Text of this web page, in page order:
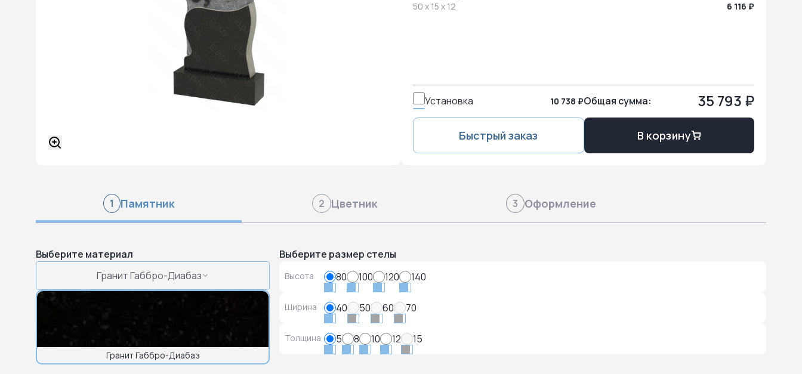
50 x 15 x 12 6 116 ₽
Установка 10 738 ₽Общая сумма: 35 793 ₽
Быстрый заказ В корзину
1 Памятник 2 Цветник 3 Оформление
Выберите материал
Гранит Габбро-Диабаз
Гранит Габбро-Диабаз
Выберите размер стелы
Высота 80 100 120 140
Ширина 40 50 60 70
Толщина 5 8 10 12 15